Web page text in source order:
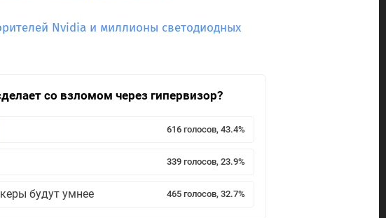
Nvidia и миллионы светодиодных
со взломом через гипервизор?
616 голосов, 43.4%
339 голосов, 23.9%
будут умнее 465 голосов, 32.7%